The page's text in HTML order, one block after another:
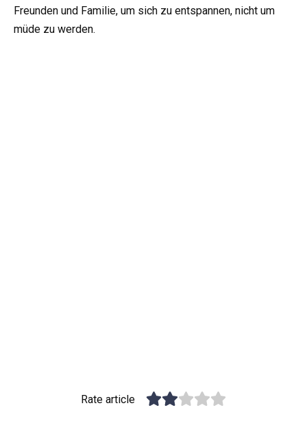
Freunden und Familie, um sich zu entspannen, nicht um
müde zu werden.
Rate article